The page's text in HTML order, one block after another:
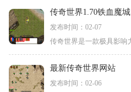
传奇世界1.70铁血魔城
发布时间：02-07
最新传奇世界网站
发布时间：02-06